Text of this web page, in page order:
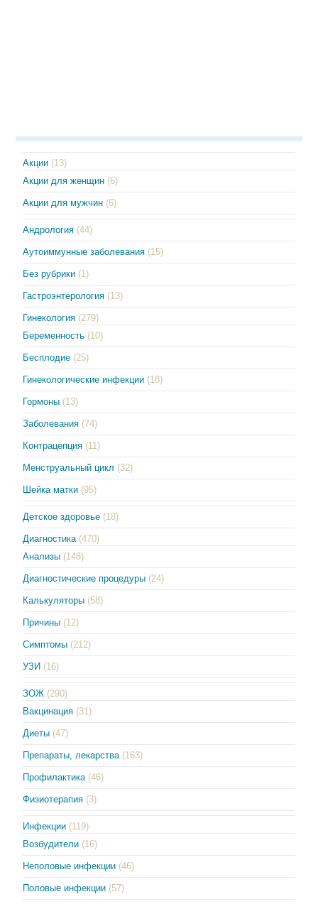
Акции (13)
Акции для женщин (6)
Акции для мужчин (6)
Андрология (44)
Аутоиммунные заболевания (15)
Без рубрики (1)
Гастроэнтерология (13)
Гинекология (279)
Беременность (10)
Бесплодие (25)
Гинекологические инфекции (18)
Гормоны (13)
Заболевания (74)
Контрацепция (11)
Менструальный цикл (32)
Шейка матки (95)
Детское здоровье (18)
Диагностика (470)
Анализы (148)
Диагностические процедуры (24)
Калькуляторы (58)
Причины (12)
Симптомы (212)
УЗИ (16)
ЗОЖ (290)
Вакцинация (31)
Диеты (47)
Препараты, лекарства (163)
Профилактика (46)
Физиотерапия (3)
Инфекции (119)
Возбудители (16)
Неполовые инфекции (46)
Половые инфекции (57)